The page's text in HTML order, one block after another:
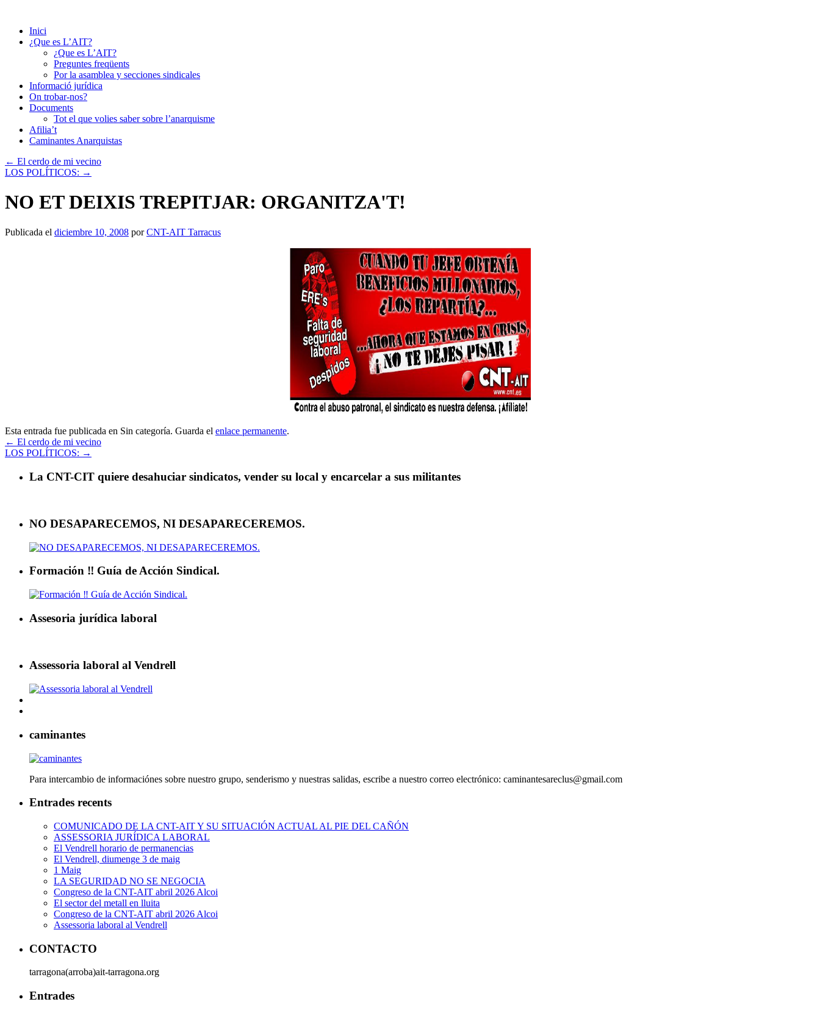
contenido
Inici
¿Que es L’AIT?
¿Que es L’AIT?
Preguntes freqüents
Por la asamblea y secciones sindicales
Informació jurídica
On trobar-nos?
Documents
Tot el que volies saber sobre l’anarquisme
Afilia’t
Caminantes Anarquistas
← El cerdo de mi vecino
LOS POLÍTICOS: →
NO ET DEIXIS TREPITJAR: ORGANITZA'T!
Publicada el diciembre 10, 2008 por CNT-AIT Tarracus
Esta entrada fue publicada en Sin categoría. Guarda el enlace permanente.
← El cerdo de mi vecino
LOS POLÍTICOS: →
La CNT-CIT quiere desahuciar sindicatos, vender su local y encarcelar a sus militantes
NO DESAPARECEMOS, NI DESAPARECEREMOS.
Formación ‼ Guía de Acción Sindical.
Assesoria jurídica laboral
Assessoria laboral al Vendrell
caminantes
Para intercambio de informaciónes sobre nuestro grupo, senderismo y nuestras salidas, escribe a nuestro correo electrónico: caminantesareclus@gmail.com
Entrades recents
COMUNICADO DE LA CNT-AIT Y SU SITUACIÓN ACTUAL AL PIE DEL CAÑÓN
ASSESSORIA JURÍDICA LABORAL
El Vendrell horario de permanencias
El Vendrell, diumenge 3 de maig
1 Maig
LA SEGURIDAD NO SE NEGOCIA
Congreso de la CNT-AIT abril 2026 Alcoi
El sector del metall en lluita
Congreso de la CNT-AIT abril 2026 Alcoi
Assessoria laboral al Vendrell
CONTACTO
tarragona(arroba)ait-tarragona.org
Entrades